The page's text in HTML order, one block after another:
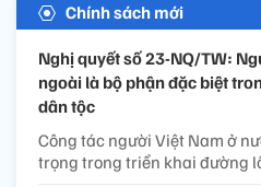
Chính sách mới
Nghị quyết số 23-NQ/TW:
ngoài là bộ phận đặc biệt
dân tộc
Công tác người Việt Nam ở
trọng trong triển khai đường